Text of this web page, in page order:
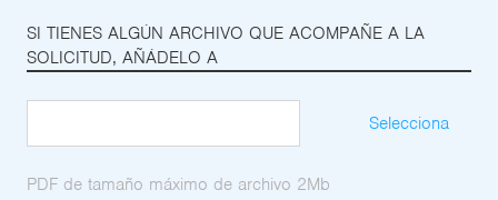
SI TIENES ALGÚN ARCHIVO QUE ACOMPAÑE A LA
SOLICITUD, AÑÁDELO A
Selecciona
PDF de tamaño máximo de archivo 2Mb